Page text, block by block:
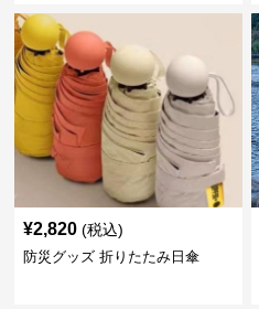
¥2,820 (税込)
防災グッズ 折りたたみ日傘